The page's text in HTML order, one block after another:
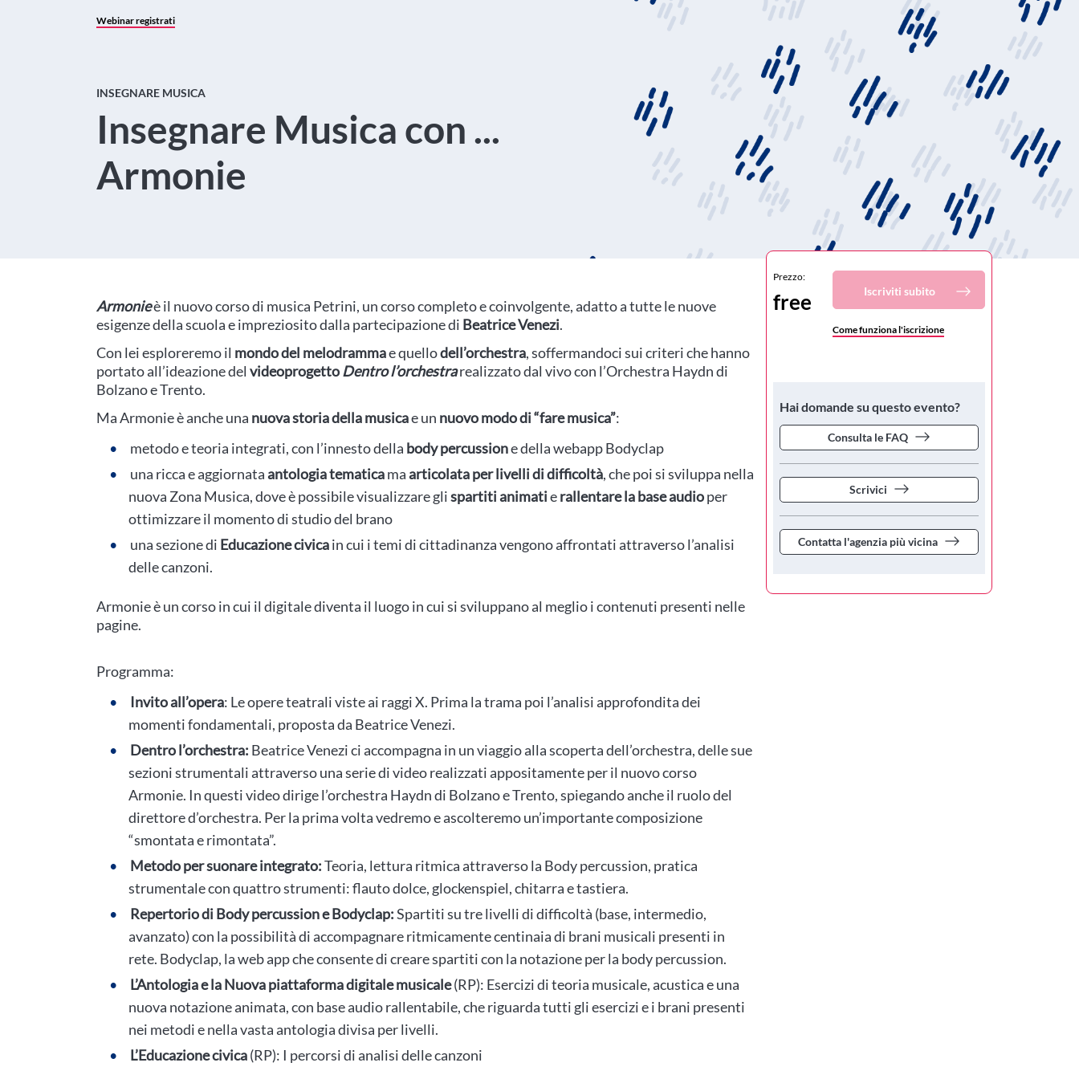
Webinar registrati
INSEGNARE MUSICA
Insegnare Musica con ...
Armonie
Prezzo:
free Iscriviti subito
Come funziona l'iscrizione
Hai domande su questo evento?
Consulta le FAQ
Scrivici
Contatta l'agenzia più vicina
Armonieè il nuovo corso di musica Petrini, un corso completo e coinvolgente, adatto a tutte le nuove
esigenze della scuola e impreziosito dalla partecipazione di Beatrice Venezi.
Con lei esploreremo il mondo del melodrammae quellodell’orchestra, soffermandoci sui criteri che hanno
portato all’ideazione del videoprogettoDentro l’orchestrarealizzato dal vivo con l’Orchestra Haydn di
Bolzano e Trento.
Ma Armonie è anche una nuova storia della musicae un nuovo modo di “fare musica”:
metodo e teoria integrati, con l’innesto della body percussione della webapp Bodyclap
una ricca e aggiornataantologia tematicamaarticolata per livelli di difficoltà, che poi si sviluppa nella
nuova Zona Musica, dove è possibile visualizzare glispartiti animatierallentare la base audioper
ottimizzare il momento di studio del brano
una sezione di Educazione civicain cui i temi di cittadinanza vengono affrontati attraverso l’analisi
delle canzoni.
Armonie è un corso in cui il digitale diventa il luogo in cui si sviluppano al meglio i contenuti presenti nelle
pagine.
Programma:
Invito all’opera: Le opere teatrali viste ai raggi X. Prima la trama poi l’analisi approfondita dei
momenti fondamentali, proposta da Beatrice Venezi.
Dentro l’orchestra: Beatrice Venezi ci accompagna in un viaggio alla scoperta dell’orchestra, delle sue
sezioni strumentali attraverso una serie di video realizzati appositamente per il nuovo corso
Armonie. In questi video dirige l’orchestra Haydn di Bolzano e Trento, spiegando anche il ruolo del
direttore d’orchestra. Per la prima volta vedremo e ascolteremo un’importante composizione
“smontata e rimontata”.
Metodo per suonare integrato:Teoria, lettura ritmica attraverso la Body percussion, pratica
strumentale con quattro strumenti: flauto dolce, glockenspiel, chitarra e tastiera.
Repertorio di Body percussion e Bodyclap:Spartiti su tre livelli di difficoltà (base, intermedio,
avanzato) con la possibilità di accompagnare ritmicamente centinaia di brani musicali presenti in
rete. Bodyclap, la web app che consente di creare spartiti con la notazione per la body percussion.
L’Antologia e la Nuova piattaforma digitale musicale(RP): Esercizi di teoria musicale, acustica e una
nuova notazione animata, con base audio rallentabile, che riguarda tutti gli esercizi e i brani presenti
nei metodi e nella vasta antologia divisa per livelli.
L’Educazione civica(RP): I percorsi di analisi delle canzoni